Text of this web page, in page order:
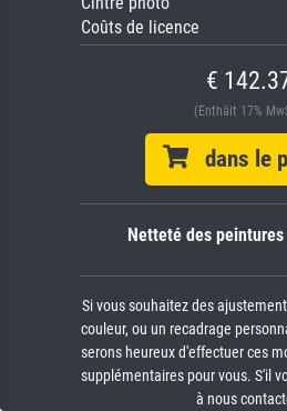
Coûts de licence
€
(Enthält 17%
dans le
Netteté des peintures
Si vous souhaitez des
couleur, ou un recadrage
serons heureux d'effectuer ces
supplémentaires pour vous. S'il
à nous